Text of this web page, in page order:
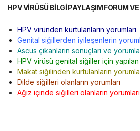
HPV VIRÜSÜ BILGI PAYLAŞIM FORUM
HPV viründen kurtulanların yorumları
Genital siğillerden iyileşenlerin
Ascus çıkanların sonuçları ve
HPV virüsü genital siğiller için
Makat siğilinden kurtulanların
Dilde siğilleri olanların yorumları
Ağız içinde siğilleri olanların yorumları